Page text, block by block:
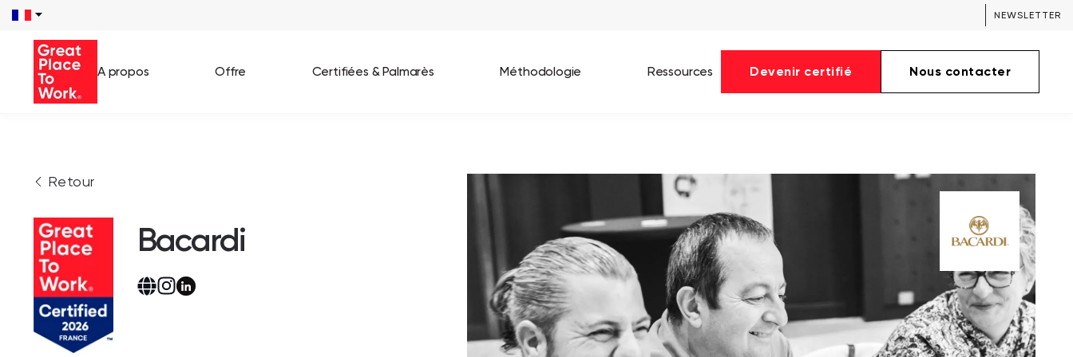
NEWSLETTER
A propos Offre Certifiées & Palmarès
Best Workplaces France 2026
Best Workplaces For Women 2025
Best Workplaces Europe 2025
Tous nos palmarès
Méthodologie Ressources Devenir certifié Nous contacter
Retour
Bacardi